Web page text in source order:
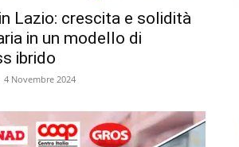
Lazio: crescita e solidità
in un modello di
ibrido
4 Novembre 2024